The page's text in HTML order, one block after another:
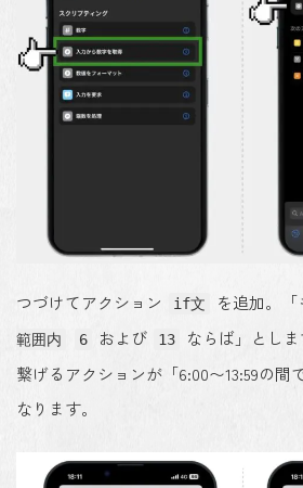
つづけてアクション if文 を追加。「
範囲内 6 および 13
ならば」とし
繋げるアクションが「6:00〜13:59の間
なります。